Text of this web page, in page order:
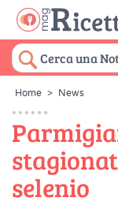
Home > News
selenio